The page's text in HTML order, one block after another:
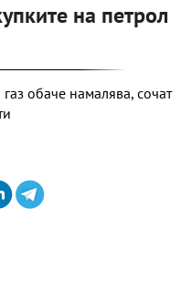
на петрол
обаче намалява, сочат